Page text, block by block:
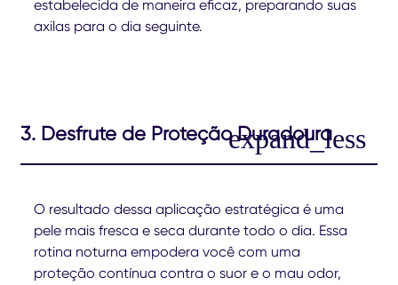
estabelecida de maneira eficaz, preparando suas
axilas para o dia seguinte.
3. Desfrute de Proteção Duradoura
O resultado dessa aplicação estratégica é uma
pele mais fresca e seca durante todo o dia. Essa
rotina noturna empodera você com uma
proteção contínua contra o suor e o mau odor,